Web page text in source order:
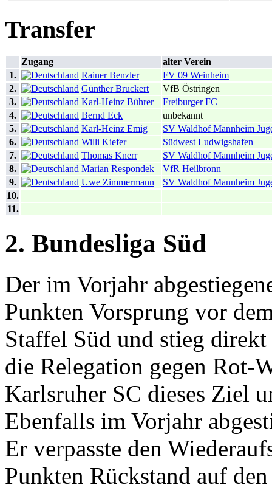
Transfer
Zugang
alter Verein
1.
Rainer Benzler
FV 09 Weinheim
2.
Günther Bruckert
VfB Östringen
3.
Karl-Heinz Bührer
Freiburger FC
4.
Bernd Eck
unbekannt
5.
Karl-Heinz Emig
SV Waldhof Mannheim
6.
Willi Kiefer
Südwest Ludwigshafen
7.
Thomas Knerr
SV Waldhof Mannheim
8.
Marian Respondek
VfR Heilbronn
9.
Uwe Zimmermann
SV Waldhof Mannheim
10.
11.
2. Bundesliga Süd
Der im Vorjahr
Punkten Vorsprung vor
Staffel Süd und stieg
die Relegation gegen Rot-
Karlsruher SC dieses Ziel
Ebenfalls im Vorjahr
Er verpasste den
Punkten Rückstand auf